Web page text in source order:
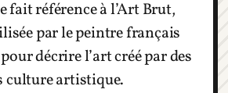
fait référence à l’Art Brut,
par le peintre français
décrire l’art créé par des
culture artistique.